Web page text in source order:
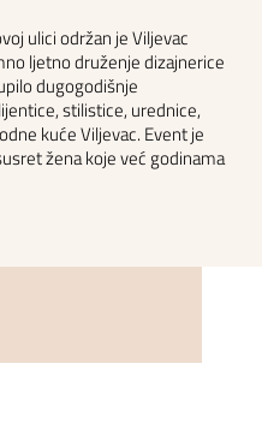
ulici održan je Viljevac
ljetno druženje dizajnerice
dugogodišnje
stilistice, urednice,
kuće Viljevac. Event je
žena koje već godinama